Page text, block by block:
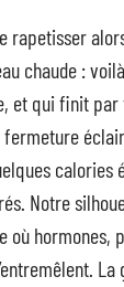
rapetisser
chaude :
et qui finit
calories
Notre
où hormones,
La